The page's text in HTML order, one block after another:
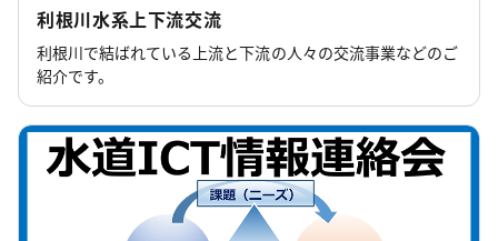
利根川水系上下流交流
利根川で結ばれている上流と下流の人々の交流事業などのご
紹介です。